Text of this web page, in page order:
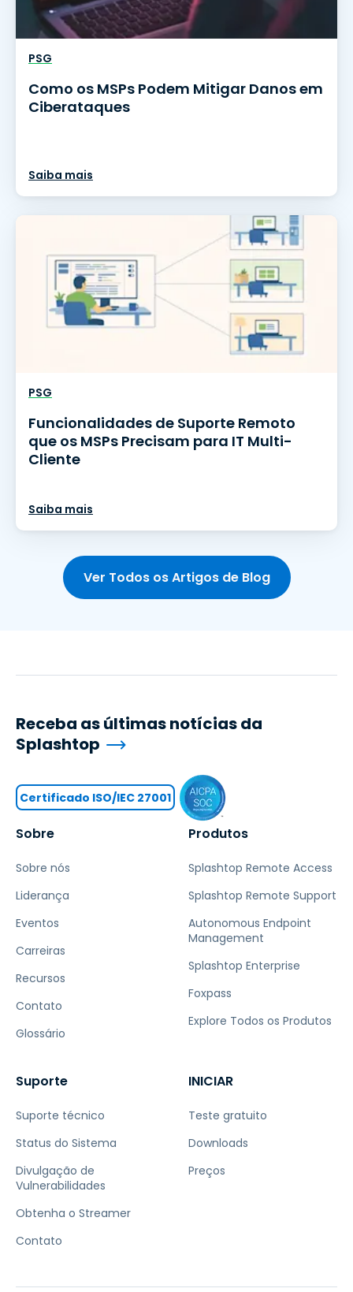
PSG
Como os MSPs Podem Mitigar Danos em
Ciberataques
Saiba mais
PSG
Funcionalidades de Suporte Remoto
que os MSPs Precisam para IT Multi-
Cliente
Saiba mais
Ver Todos os Artigos de Blog
Sobre
Sobre nós
Liderança
Eventos
Carreiras
Recursos
Contato
Glossário
Produtos
Splashtop Remote Access
Splashtop Remote Support
Autonomous Endpoint
Management
Splashtop Enterprise
Foxpass
Explore Todos os Produtos
Suporte
Suporte técnico
Status do Sistema
Divulgação de
Vulnerabilidades
Obtenha o Streamer
Contato
INICIAR
Teste gratuito
Downloads
Preços
Receba as últimas notícias da
Splashtop
Certificado ISO/IEC 27001